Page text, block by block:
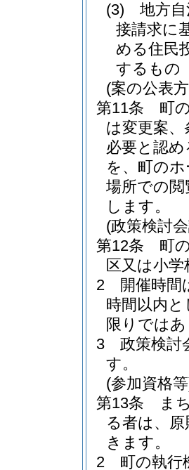
(3)
地方
接請求に
める住民
するもの
(案の公表
第11条
町
は変更案
必要と認
を、町の
場所での
します。
(政策検討
第12条
町
区又は小
2
開催時間
時間以内
限りでは
3
政策検討
す。
(参加資格
第13条
ま
る者は、
きます。
2
町の執行